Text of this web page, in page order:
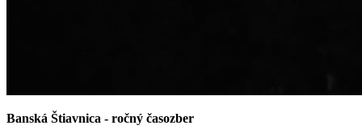
Banská Štiavnica - ročný časozber